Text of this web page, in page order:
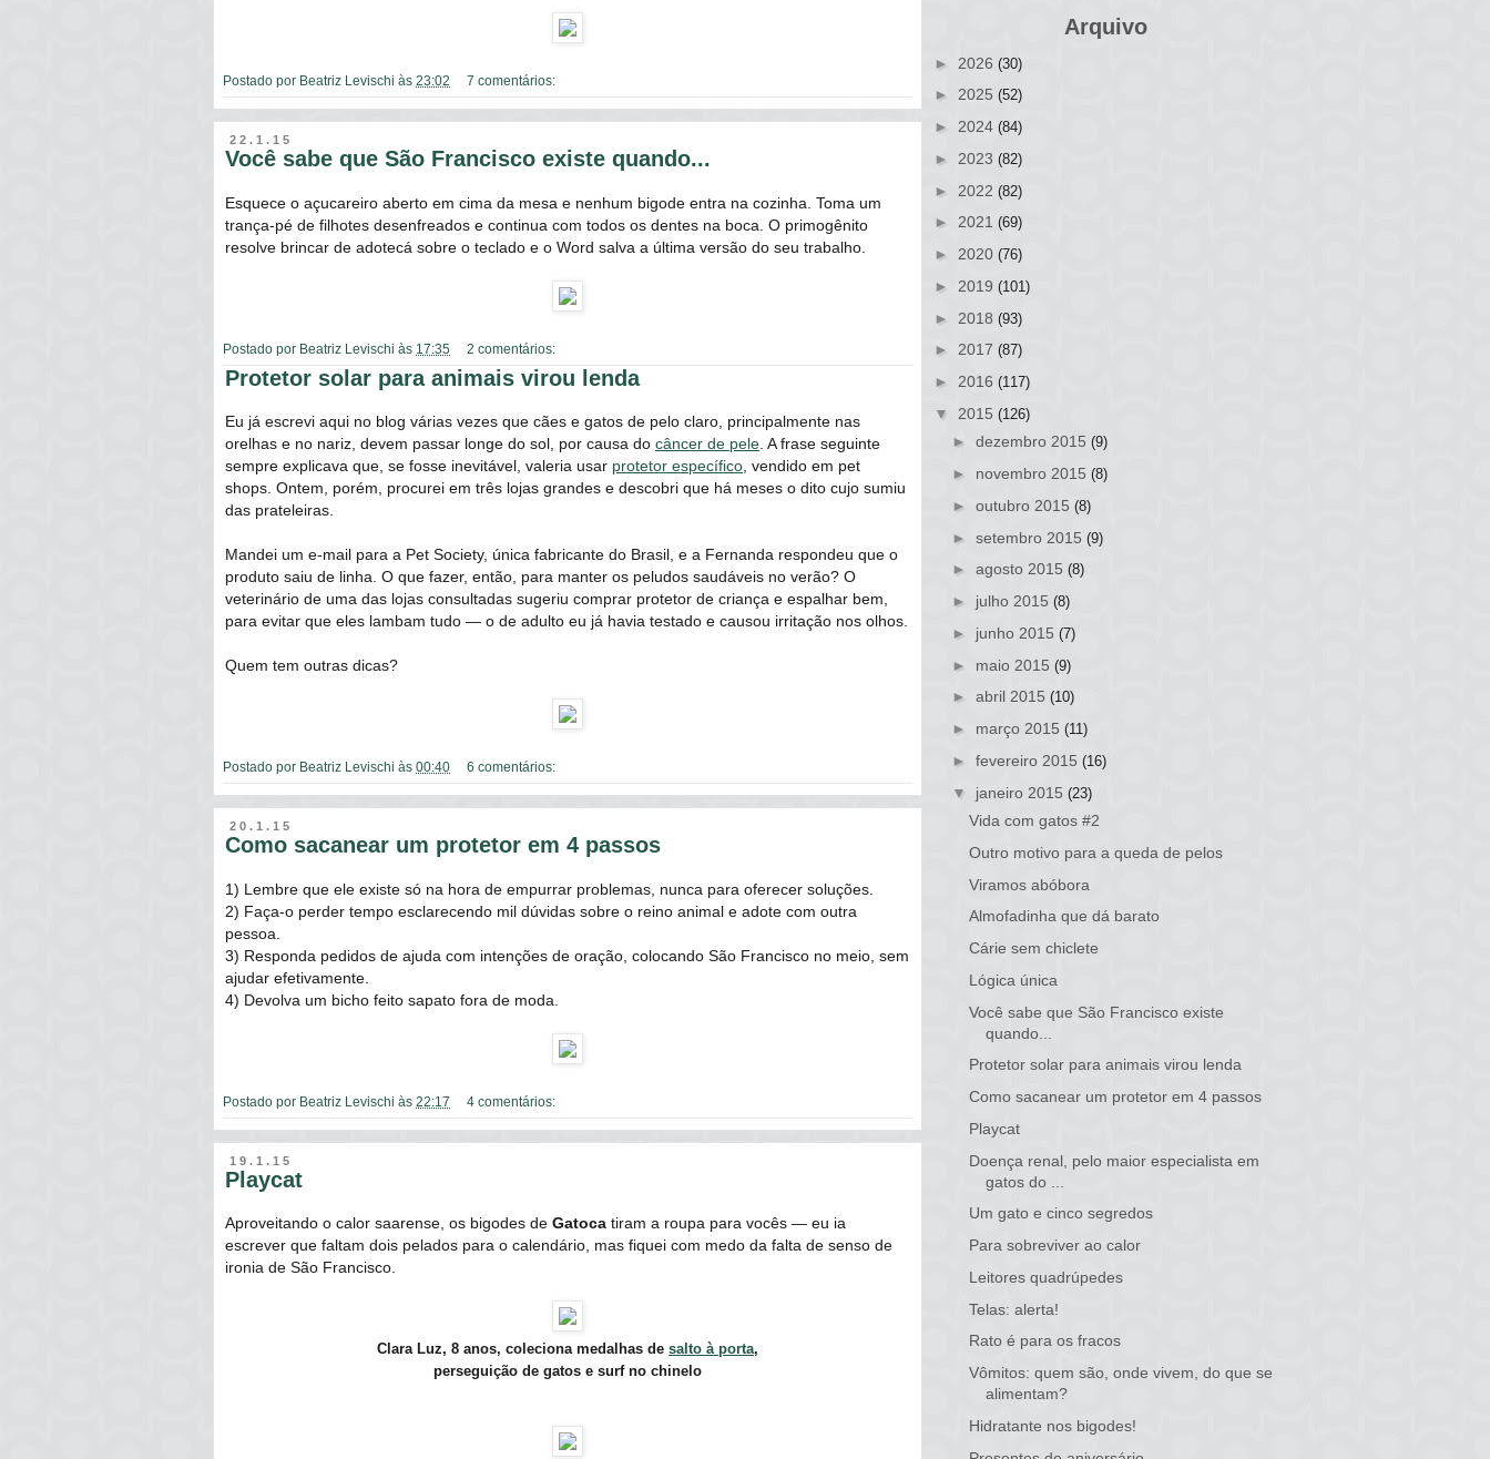
Postado por Beatriz Levischi às 23:02 7 comentários:
22.1.15
Você sabe que São Francisco existe quando...
Esquece o açucareiro aberto em cima da mesa e nenhum bigode entra na cozinha. Toma um
trança-pé de filhotes desenfreados e continua com todos os dentes na boca. O primogênito
resolve brincar de adotecá sobre o teclado e o Word salva a última versão do seu trabalho.
Postado por Beatriz Levischi às 17:35 2 comentários:
Protetor solar para animais virou lenda
Eu já escrevi aqui no blog várias vezes que cães e gatos de pelo claro, principalmente nas
orelhas e no nariz, devem passar longe do sol, por causa do câncer de pele. A frase seguinte
sempre explicava que, se fosse inevitável, valeria usar protetor específico, vendido em pet
shops. Ontem, porém, procurei em três lojas grandes e descobri que há meses o dito cujo sumiu
das prateleiras.
Mandei um e-mail para a Pet Society, única fabricante do Brasil, e a Fernanda respondeu que o
produto saiu de linha. O que fazer, então, para manter os peludos saudáveis no verão? O
veterinário de uma das lojas consultadas sugeriu comprar protetor de criança e espalhar bem,
para evitar que eles lambam tudo ― o de adulto eu já havia testado e causou irritação nos olhos.
Quem tem outras dicas?
Postado por Beatriz Levischi às 00:40 6 comentários:
20.1.15
Como sacanear um protetor em 4 passos
1) Lembre que ele existe só na hora de empurrar problemas, nunca para oferecer soluções.
2) Faça-o perder tempo esclarecendo mil dúvidas sobre o reino animal e adote com outra
pessoa.
3) Responda pedidos de ajuda com intenções de oração, colocando São Francisco no meio, sem
ajudar efetivamente.
4) Devolva um bicho feito sapato fora de moda.
Postado por Beatriz Levischi às 22:17 4 comentários:
19.1.15
Playcat
Aproveitando o calor saarense, os bigodes de Gatoca tiram a roupa para vocês ― eu ia
escrever que faltam dois pelados para o calendário, mas fiquei com medo da falta de senso de
ironia de São Francisco.
Clara Luz, 8 anos, coleciona medalhas de salto à porta,
perseguição de gatos e surf no chinelo
Arquivo
► 2026 (30)
► 2025 (52)
► 2024 (84)
► 2023 (82)
► 2022 (82)
► 2021 (69)
► 2020 (76)
► 2019 (101)
► 2018 (93)
► 2017 (87)
► 2016 (117)
▼ 2015 (126)
► dezembro 2015 (9)
► novembro 2015 (8)
► outubro 2015 (8)
► setembro 2015 (9)
► agosto 2015 (8)
► julho 2015 (8)
► junho 2015 (7)
► maio 2015 (9)
► abril 2015 (10)
► março 2015 (11)
► fevereiro 2015 (16)
▼ janeiro 2015 (23)
Vida com gatos #2
Outro motivo para a queda de pelos
Viramos abóbora
Almofadinha que dá barato
Cárie sem chiclete
Lógica única
Você sabe que São Francisco existe
quando...
Protetor solar para animais virou lenda
Como sacanear um protetor em 4 passos
Playcat
Doença renal, pelo maior especialista em
gatos do ...
Um gato e cinco segredos
Para sobreviver ao calor
Leitores quadrúpedes
Telas: alerta!
Rato é para os fracos
Vômitos: quem são, onde vivem, do que se
alimentam?
Hidratante nos bigodes!